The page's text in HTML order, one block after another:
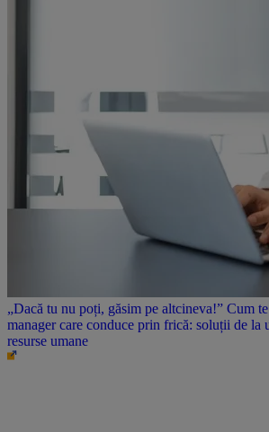
„Dacă tu nu poți, găsim pe altcineva!” Cum
manager care conduce prin frică: soluții de la
resurse umane